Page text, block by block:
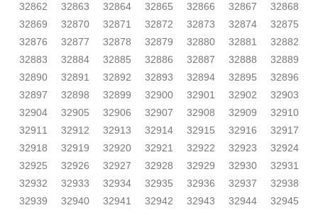
32862
32863 32864 32865 32866 32867
32868
32869
32870 32871 32872 32873 32874
32875
32876
32877 32878 32879 32880 32881
32882
32883
32884 32885 32886 32887 32888
32889
32890
32891 32892 32893 32894 32895
32896
32897
32898 32899 32900 32901 32902
32903
32904
32905 32906 32907 32908 32909
32910
32911
32912 32913 32914 32915 32916
32917
32918
32919 32920 32921 32922 32923
32924
32925
32926 32927 32928 32929 32930
32931
32932
32933 32934 32935 32936 32937
32938
32939
32940 32941 32942 32943 32944
32945